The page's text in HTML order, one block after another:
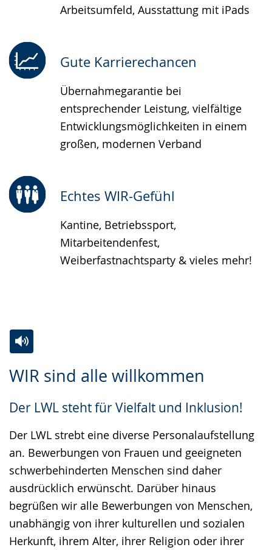
Arbeitsumfeld, Ausstattung mit iPads
Gute Karrierechancen
Übernahmegarantie bei
entsprechender Leistung, vielfältige
Entwicklungsmöglichkeiten in einem
großen, modernen Verband
Echtes WIR-Gefühl
Kantine, Betriebssport,
Mitarbeitendenfest,
Weiberfastnachtsparty & vieles mehr!
WIR sind alle willkommen
Der LWL steht für Vielfalt und Inklusion!
Der LWL strebt eine diverse Personalaufstellung
an. Bewerbungen von Frauen und geeigneten
schwerbehinderten Menschen sind daher
ausdrücklich erwünscht. Darüber hinaus
begrüßen wir alle Bewerbungen von Menschen,
unabhängig von ihrer kulturellen und sozialen
Herkunft, ihrem Alter, ihrer Religion oder ihrer
Leichten
wechseln.
Audio-
Video
Deutscher
Gebärdensprache
wird
angezeigt.